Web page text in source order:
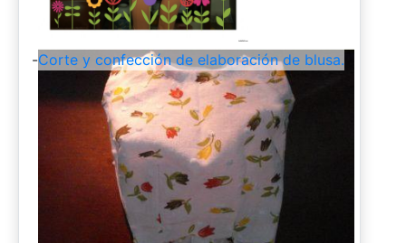
-Corte y confección de elaboración de blusa.